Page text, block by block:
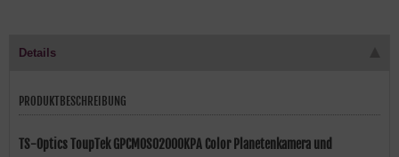
Details
PRODUKTBESCHREIBUNG
TS-Optics ToupTek GPCMOS02000KPA Color Planetenkamera und